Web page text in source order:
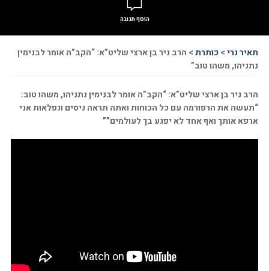
הוסף תגובה
תאיר נרי> כותרת> הרב ניר בן ארצי שליט”א: “הקב”ה אומר לבנימין
נתניהו, משהו טוב”
הרב ניר בן ארצי שליט”א: “הקב”ה אומר לבנימין נתניהו, משהו טוב:
“תעשה את הרפורמה עם כל הכוחות ואתה תראה ניסים ונפלאות אני
ארפא אותך ואף אחד לא יפגע בך לעולמים””